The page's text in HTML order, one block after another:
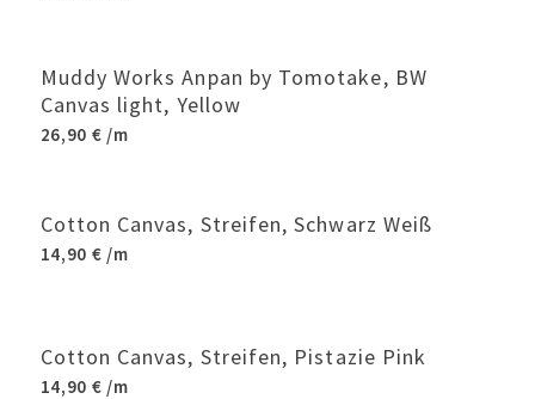
Muddy Works Anpan by Tomotake, BW
Canvas light, Yellow
26,90 € /m
Cotton Canvas, Streifen, Schwarz Weiß
14,90 € /m
Cotton Canvas, Streifen, Pistazie Pink
14,90 € /m